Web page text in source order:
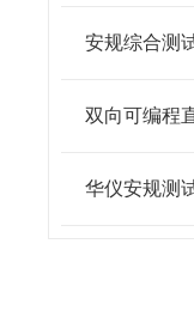
安规综合测
双向可编程
华仪安规测